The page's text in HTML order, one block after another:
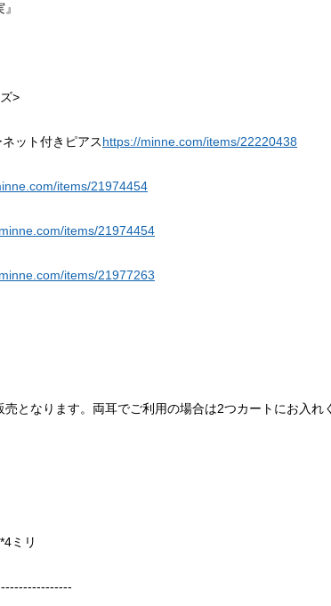
ット付きピアスhttps://minne.com/items/22220438
items/21974454
items/21974454
items/21977263